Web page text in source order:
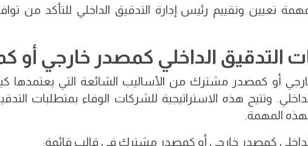
تعيين وتقييم رئيس إدارة التدقيق الداخلي للتأكد من
التدقيق الداخلي كمصدر خارجي
أو كمصدر مشترك من الأساليب الشائعة التي يعتمدها
وتتيح هذه الاستراتيجية للشركات الوفاء بمتطلبات
بهذه المهمة.
كمصدر خارجي أو كمصدر مشترك في قالب قائمة: